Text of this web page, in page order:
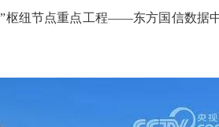
纽节点重点工程——东方国信数据